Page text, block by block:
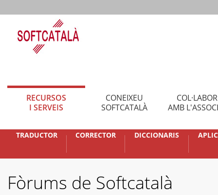
RECURSOS
I SERVEIS
CONEIXEU
SOFTCATALÀ
AMB
TRADUCTOR CORRECTOR DICCIONARIS
Fòrums de Softcatalà